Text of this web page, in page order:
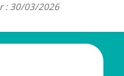
: 30/03/2026